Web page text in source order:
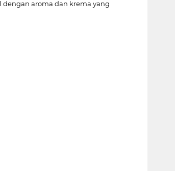
aroma dan krema yang